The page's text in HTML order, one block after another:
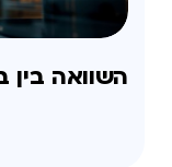
השוואה בין